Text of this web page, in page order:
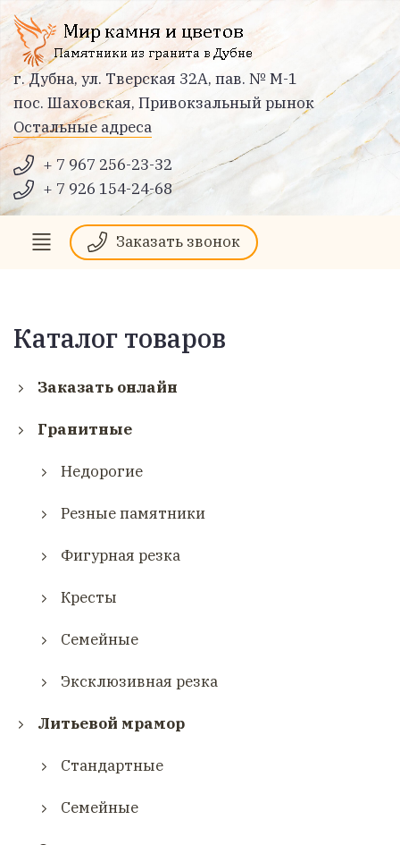
г. Дубна, ул. Тверская 32А, пав. № М-1
пос. Шаховская, Привокзальный рынок
Остальные адреса
+ 7 967 256-23-32
+ 7 926 154-24-68
Заказать звонок
Каталог товаров
Заказать онлайн
Гранитные
Недорогие
Резные памятники
Фигурная резка
Кресты
Семейные
Эксклюзивная резка
Литьевой мрамор
Стандартные
Семейные